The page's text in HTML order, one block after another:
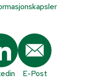
E-Post